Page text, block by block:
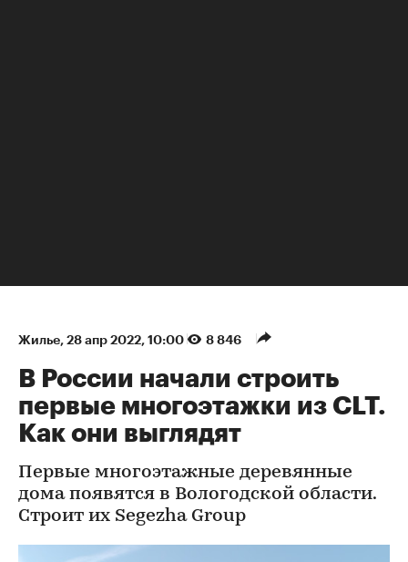
Жилье⁠, 28 апр 2022, 10:00 8 846
В России начали строить
первые многоэтажки из CLT.
Как они выглядят
Первые многоэтажные деревянные
дома появятся в Вологодской области.
Строит их Segezha Group